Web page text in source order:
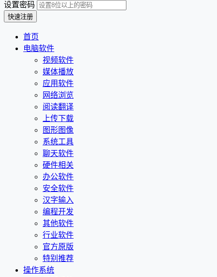
设置密码
首页
电脑软件
视频软件
媒体播放
应用软件
网络浏览
阅读翻译
上传下载
图形图像
系统工具
聊天软件
硬件相关
办公软件
安全软件
汉字输入
编程开发
其他软件
行业软件
官方原版
特别推荐
操作系统